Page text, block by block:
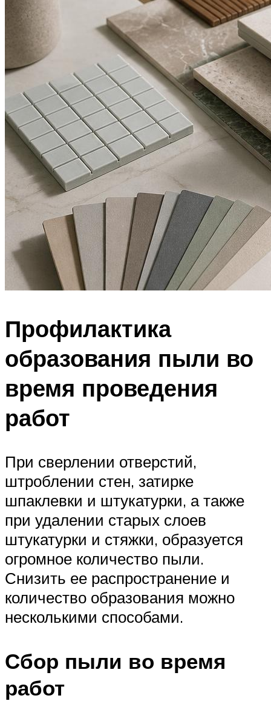
Профилактика
образования пыли во
время проведения
работ
При сверлении отверстий,
штроблении стен, затирке
шпаклевки и штукатурки, а также
при удалении старых слоев
штукатурки и стяжки, образуется
огромное количество пыли.
Снизить ее распространение и
количество образования можно
несколькими способами.
Сбор пыли во время
работ